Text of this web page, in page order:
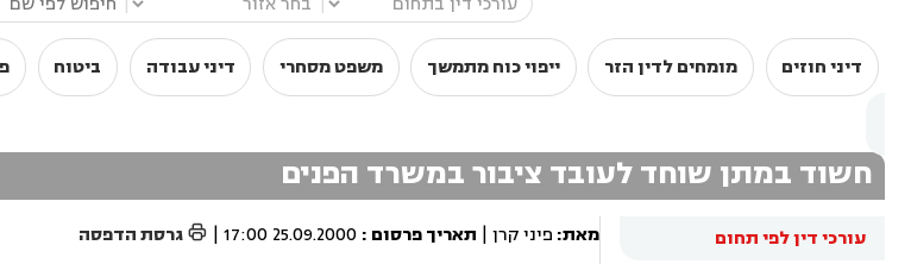
דיני חוזים מומחים לדין הזר ייפוי כוח מתמשך משפט מסחרי דיני עבודה ביטוח
חשוד במתן שוחד לעובד ציבור במשרד הפנים
עורכי דין לפי תחום
מאת: פיני קרן | תאריך פרסום :
25.09.2000 17:00
|
 גרסת הדפסה